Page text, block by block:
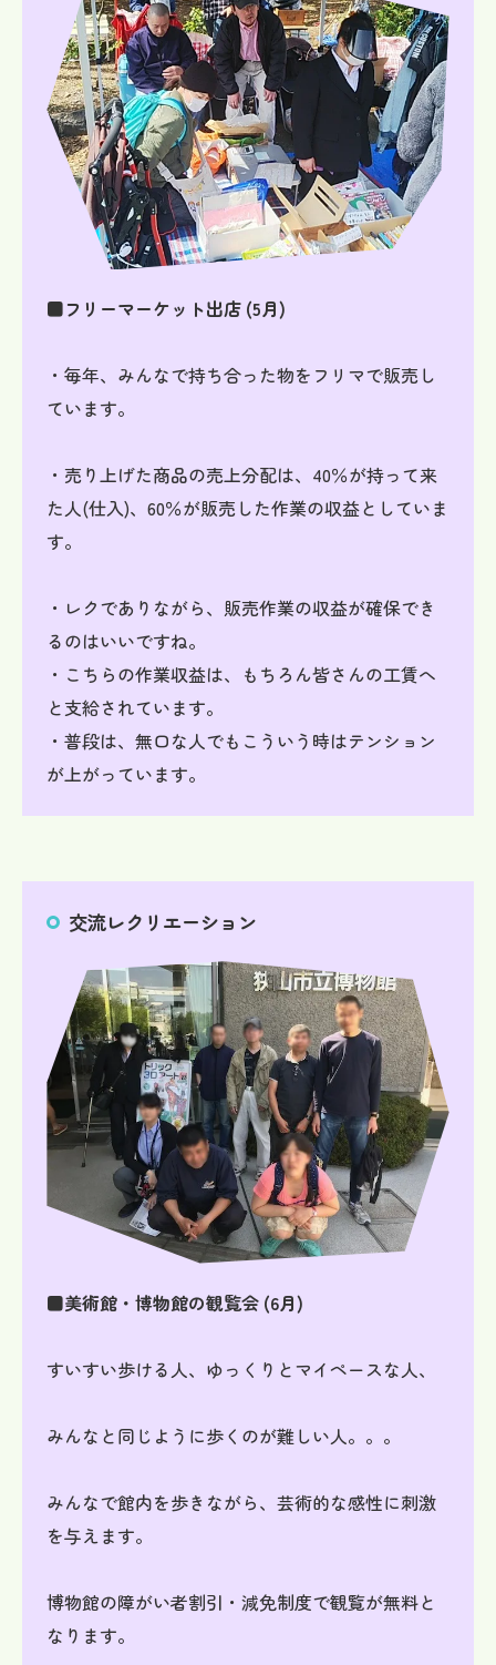
■フリーマーケット出店 (5月)
・毎年、みんなで持ち合った物をフリマで販売し
ています。
・売り上げた商品の売上分配は、40％が持って来
た人(仕入)、60％が販売した作業の収益としていま
す。
・レクでありながら、販売作業の収益が確保でき
るのはいいですね。
・こちらの作業収益は、もちろん皆さんの工賃へ
と支給されています。
・普段は、無口な人でもこういう時はテンション
が上がっています。
交流レクリエーション
■美術館・博物館の観覧会 (6月)
すいすい歩ける人、ゆっくりとマイペースな人、
みんなと同じように歩くのが難しい人。。。
みんなで館内を歩きながら、芸術的な感性に刺激
を与えます。
博物館の障がい者割引・減免制度で観覧が無料と
なります。